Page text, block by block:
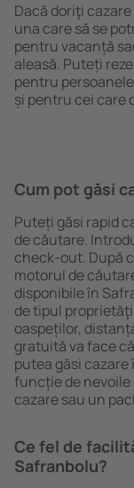
Dacă doriţi
una care să se
pentru vacanță
aleasă. Puteți
pentru
și pentru cei care
Cum pot găsi
Puteți găsi rapid
de căutare.
check-out. După
motorul de
disponibile în
de tipul
oaspeților,
gratuită va face
putea găsi
funcție de
cazare sau un
Ce fel de
Safranbolu?